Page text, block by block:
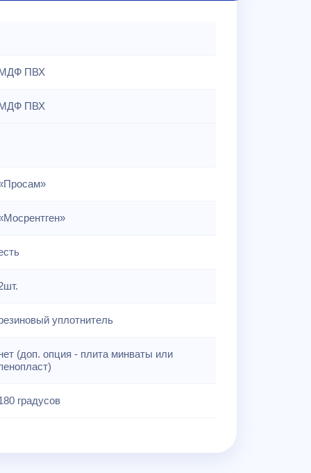
ПВХ
ПВХ
уплотнитель
(доп. опция - плита минваты или
градусов